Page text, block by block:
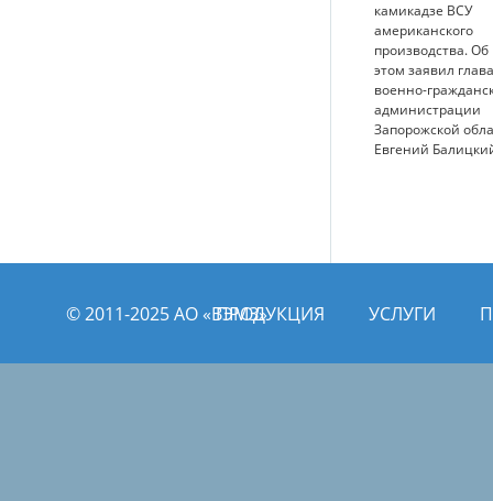
камикадзе ВСУ
американского
производства. Об
этом заявил глава
военно-
администрации
Запорожской
Евгений
© 2011­­-2025 АО «ВЭМЗ»ПРОДУКЦИЯ УСЛУГИ